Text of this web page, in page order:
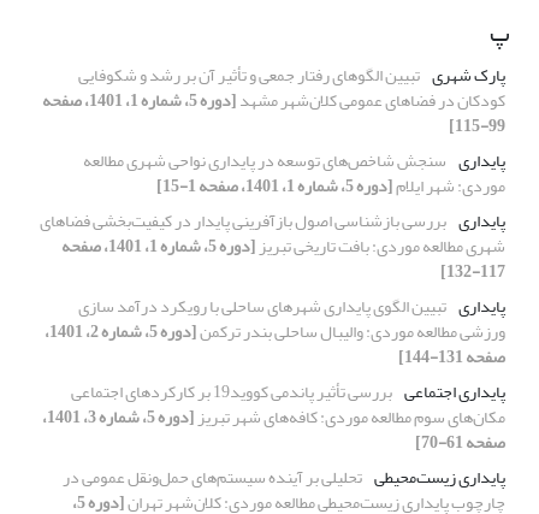
پ
پارک شهری تبیین الگوهای رفتار جمعی و تأثیر آن بر رشد و شکوفایی
کودکان در فضاهای عمومی کلان‌شهر مشهد [دوره 5، شماره 1، 1401، صفحه
99-115]
پایداری سنجش شاخص‌های توسعه در پایداری نواحی شهری مطالعه
موردی: شهر ایلام[دوره 5، شماره 1، 1401، صفحه 1-15]
پایداری بررسی بازشناسی اصول بازآفرینی پایدار در کیفیت‌بخشی فضاهای
شهری مطالعه موردی: بافت تاریخی تبریز [دوره 5، شماره 1، 1401، صفحه
117-132]
پایداری تبیین الگوی پایداری شهرهای ساحلی با رویکرد درآمد سازی
ورزشی مطالعه موردی: والیبال ساحلی بندر ترکمن [دوره 5، شماره 2، 1401،
صفحه 131-144]
پایداری اجتماعی
بررسی تأثیر پاندمی کووید19 بر کارکردهای اجتماعی
مکان‌های سوم مطالعه موردی: کافه‌های شهر تبریز [دوره 5، شماره 3، 1401،
صفحه 61-70]
پایداری زیست‌محیطی تحلیلی بر آینده سیستم‌های حمل‌ونقل عمومی در
چارچوب پایداری زیست‌محیطی مطالعه موردی: کلان‌شهر تهران [دوره 5،